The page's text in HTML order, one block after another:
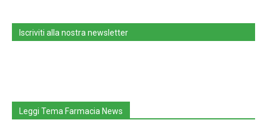
Iscriviti alla nostra newsletter
Leggi Tema Farmacia News